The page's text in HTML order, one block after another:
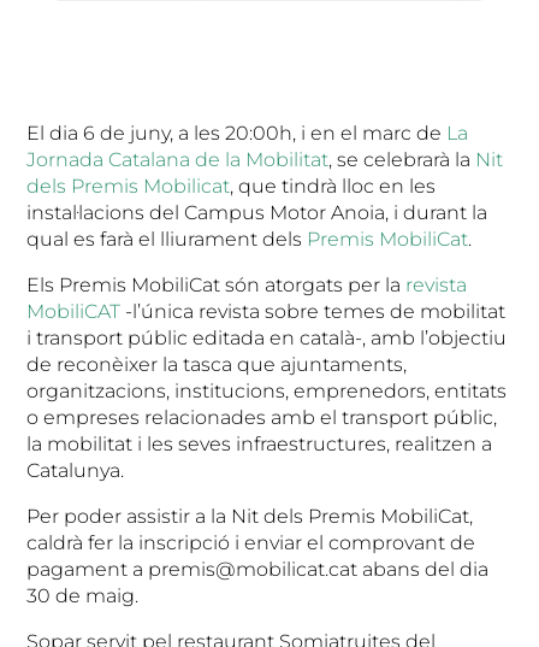
El dia 6 de juny, a les 20:00h, i en el marc de La
Jornada Catalana de la Mobilitat, se celebrarà la Nit
dels Premis Mobilicat, que tindrà lloc en les
instal·lacions del Campus Motor Anoia, i durant la
qual es farà el lliurament dels Premis MobiliCat.
Els Premis MobiliCat són atorgats per la revista
MobiliCAT -l’única revista sobre temes de mobilitat
i transport públic editada en català-, amb l’objectiu
de reconèixer la tasca que ajuntaments,
organitzacions, institucions, emprenedors, entitats
o empreses relacionades amb el transport públic,
la mobilitat i les seves infraestructures, realitzen a
Catalunya.
Per poder assistir a la Nit dels Premis MobiliCat,
caldrà fer la inscripció i enviar el comprovant de
pagament a premis@mobilicat.cat abans del dia
30 de maig.
Sopar servit pel restaurant Somiatruites del